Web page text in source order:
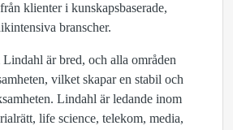
klienter i kunskapsbaserade,
branscher.
är bred, och alla områden
vilket skapar en stabil och
Lindahl är ledande inom
life science, telekom, media,